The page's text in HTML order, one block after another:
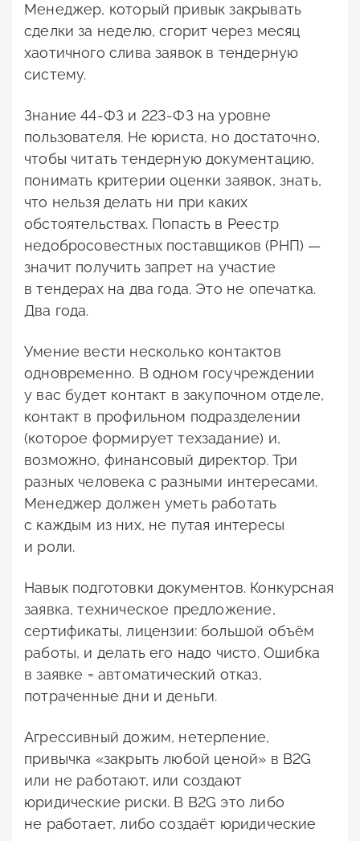
Менеджер, который привык закрывать
сделки за неделю, сгорит через месяц
хаотичного слива заявок в тендерную
систему.
Знание 44-ФЗ и 223-ФЗ на уровне
пользователя. Не юриста, но достаточно,
чтобы читать тендерную документацию,
понимать критерии оценки заявок, знать,
что нельзя делать ни при каких
обстоятельствах. Попасть в Реестр
недобросовестных поставщиков (РНП) —
значит получить запрет на участие
в тендерах на два года. Это не опечатка.
Два года.
Умение вести несколько контактов
одновременно. В одном госучреждении
у вас будет контакт в закупочном отделе,
контакт в профильном подразделении
(которое формирует техзадание) и,
возможно, финансовый директор. Три
разных человека с разными интересами.
Менеджер должен уметь работать
с каждым из них, не путая интересы
и роли.
Навык подготовки документов. Конкурсная
заявка, техническое предложение,
сертификаты, лицензии: большой объём
работы, и делать его надо чисто. Ошибка
в заявке = автоматический отказ,
потраченные дни и деньги.
Агрессивный дожим, нетерпение,
привычка «закрыть любой ценой» в B2G
или не работают, или создают
юридические риски. В B2G это либо
не работает, либо создаёт юридические